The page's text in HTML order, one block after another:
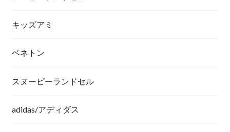
キッズアミ
ベネトン
スヌーピーランドセル
adidas/アディダス